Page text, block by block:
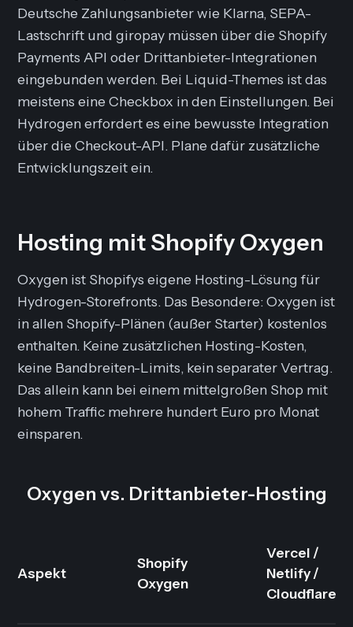
Deutsche Zahlungsanbieter wie Klarna, SEPA-
Lastschrift und giropay müssen über die Shopify
Payments API oder Drittanbieter-Integrationen
eingebunden werden. Bei Liquid-Themes ist das
meistens eine Checkbox in den Einstellungen. Bei
Hydrogen erfordert es eine bewusste Integration
über die Checkout-API. Plane dafür zusätzliche
Entwicklungszeit ein.
Hosting mit Shopify Oxygen
Oxygen ist Shopifys eigene Hosting-Lösung für
Hydrogen-Storefronts. Das Besondere: Oxygen ist
in allen Shopify-Plänen (außer Starter) kostenlos
enthalten. Keine zusätzlichen Hosting-Kosten,
keine Bandbreiten-Limits, kein separater Vertrag.
Das allein kann bei einem mittelgroßen Shop mit
hohem Traffic mehrere hundert Euro pro Monat
einsparen.
Oxygen vs. Drittanbieter-Hosting
Aspekt
Shopify
Oxygen
Vercel /
Netlify /
Cloudflare